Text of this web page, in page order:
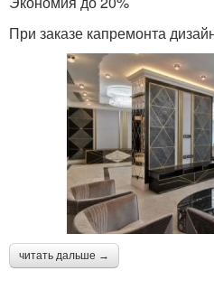
При заказе капремонта
читать дальше →